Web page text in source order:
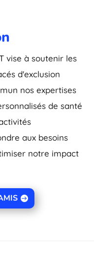
vise à soutenir les
d'exclusion
nos expertises
de santé
aux besoins
notre impact